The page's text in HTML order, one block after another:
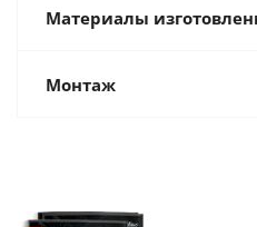
Материалы
Монтаж